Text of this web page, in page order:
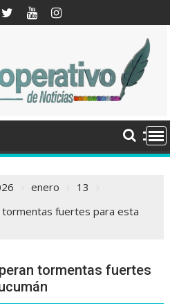
enero
13
tormentas fuertes para esta
tormentas fuertes